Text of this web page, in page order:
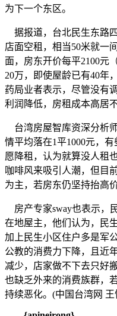
为下一个东区。
据报道，台北民生东路
店面空租，相当50米就一
面，房东开价每平2100元
20万，即使屋龄已有40年
药局业者表示，尽管没有
利润降低，房租成本高居
台湾房屋智库资深分析
情平均落在1平1000元，
愿降租，认为就算没人租
咖啡风来吸引人潮，但目
为主，若房东仍坚持抬高
房产专家sway也表示，
在地屋主，他们认为，民
加上民生小区住户多是军
公教的消费力下降，且近
减少，店家做不下去只好
也缺乏外来的消费族群，
持续恶化。(中国台湾网 王